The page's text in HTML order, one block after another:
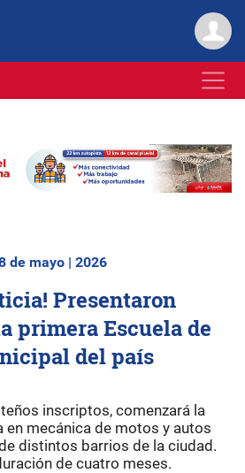
de mayo | 2026
Presentaron
primera Escuela de
del país
inscriptos, comenzará la
mecánica de motos y autos
distintos barrios de la ciudad.
de cuatro meses.